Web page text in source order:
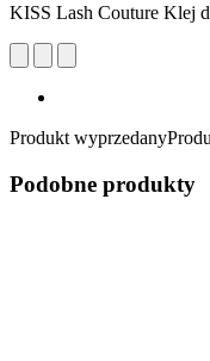
KISS Lash Couture Klej
Produkt wyprzedany
Podobne produkty